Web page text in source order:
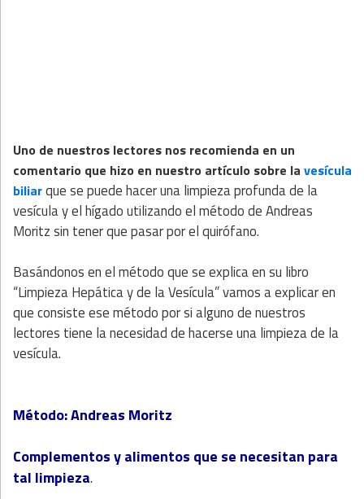
Uno de nuestros lectores nos recomienda en un
comentario que hizo en nuestro artículo sobre la vesícula
biliarque se puede hacer una limpieza profunda de la
vesícula y el hígado utilizando el método de Andreas
Moritz sin tener que pasar por el quirófano.
Basándonos en el método que se explica en su libro
“Limpieza Hepática y de la Vesícula” vamos a explicar en
que consiste ese método por si alguno de nuestros
lectores tiene la necesidad de hacerse una limpieza de la
vesícula.
Método: Andreas Moritz
Complementos y alimentos que se necesitan para
tal limpieza.